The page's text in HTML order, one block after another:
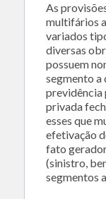
As
multifários
variados
diversas
possuem
segmento a
previdência
privada
esses que
efetivação
fato
(sinistro,
segmentos